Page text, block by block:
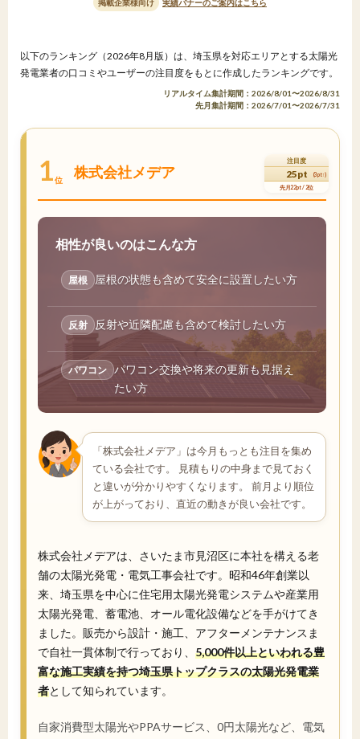
掲載企業様向け 実績バナーのご案内はこちら
以下のランキング（2026年8月版）は、埼玉県を対応エリアとする太陽光
発電業者の口コミやユーザーの注目度をもとに作成したランキングです。
リアルタイム集計期間：2026/8/01〜2026/8/31
先月集計期間：2026/7/01〜2026/7/31
1位 株式会社メデア
注目度
25pt (3pt↑)
先月22pt / 2位
相性が良いのはこんな方
屋根 屋根の状態も含めて安全に設置したい方
反射 反射や近隣配慮も含めて検討したい方
パワコン パワコン交換や将来の更新も見据え
たい方
「株式会社メデア」は今月もっとも注目を集め
ている会社です。 見積もりの中身まで見ておく
と違いが分かりやすくなります。 前月より順位
が上がっており、直近の動きが良い会社です。
株式会社メデアは、さいたま市見沼区に本社を構える老
舗の太陽光発電・電気工事会社です。昭和46年創業以
来、埼玉県を中心に住宅用太陽光発電システムや産業用
太陽光発電、蓄電池、オール電化設備などを手がけてき
ました。販売から設計・施工、アフターメンテナンスま
で自社一貫体制で行っており、 5,000件以上といわれる豊
富な施工実績を持つ埼玉県トップクラスの太陽光発電業
者として知られています。
自家消費型太陽光やPPAサービス、0円太陽光など、電気